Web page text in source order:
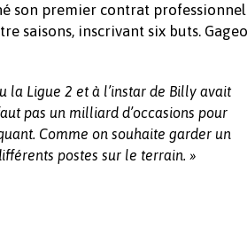
son premier contrat
saisons, inscrivant six buts.
la Ligue 2 et à l’instar de Billy avait
pas un milliard d’occasions pour
Comme on souhaite garder un
postes sur le terrain. »